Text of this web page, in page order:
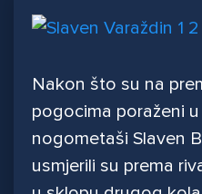
Nakon što su na
pogocima poraženi u
nogometaši Slaven
usmjerili su prema